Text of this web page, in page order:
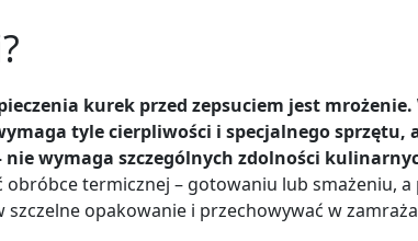
kurek przed zepsuciem jest mrożenie.
tyle cierpliwości i specjalnego sprzętu,
wymaga szczególnych zdolności
obróbce termicznej – gotowaniu lub smażeniu, a
opakowanie i przechowywać w